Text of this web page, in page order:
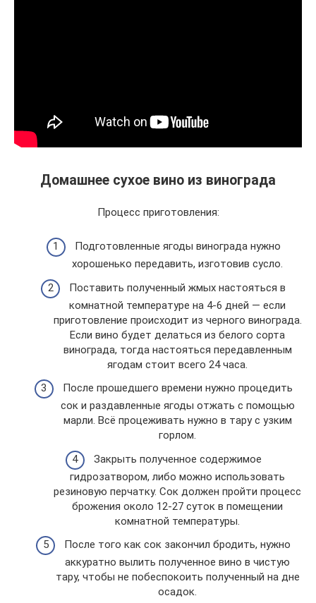
Домашнее сухое вино из винограда
Процесс приготовления:
Подготовленные ягоды винограда нужно
хорошенько передавить, изготовив сусло.
Поставить полученный жмых настояться в
комнатной температуре на 4-6 дней — если
приготовление происходит из черного винограда.
Если вино будет делаться из белого сорта
винограда, тогда настояться передавленным
ягодам стоит всего 24 часа.
После прошедшего времени нужно процедить
сок и раздавленные ягоды отжать с помощью
марли. Всё процеживать нужно в тару с узким
горлом.
Закрыть полученное содержимое
гидрозатвором, либо можно использовать
резиновую перчатку. Сок должен пройти процесс
брожения около 12-27 суток в помещении
комнатной температуры.
После того как сок закончил бродить, нужно
аккуратно вылить полученное вино в чистую
тару, чтобы не побеспокоить полученный на дне
осадок.